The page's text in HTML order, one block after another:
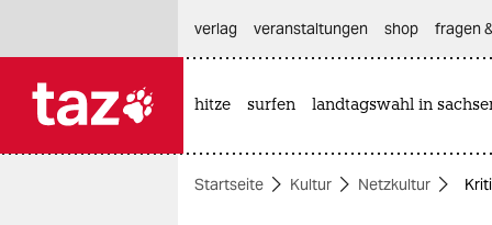
themen
verlag
veranstaltungen shop fragen
hitze surfen landtagswahl in
Startseite Kultur Netzkultur